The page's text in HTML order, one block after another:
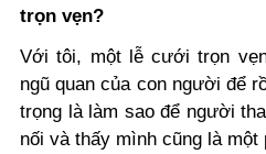
trọn vẹn?
Với tôi, một lễ cưới trọn
ngũ quan của con người để
trọng là làm sao để người
nối và thấy mình cũng là